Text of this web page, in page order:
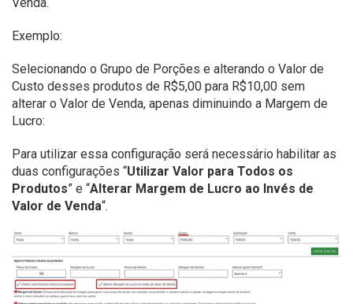
Venda.
Exemplo:
Selecionando o Grupo de Porções e alterando o Valor de
Custo desses produtos de R$5,00 para R$10,00 sem
alterar o Valor de Venda, apenas diminuindo a Margem de
Lucro:
Para utilizar essa configuração será necessário habilitar as
duas configurações “Utilizar Valor para Todos os
Produtos” e “Alterar Margem de Lucro ao Invés de
Valor de Venda“.